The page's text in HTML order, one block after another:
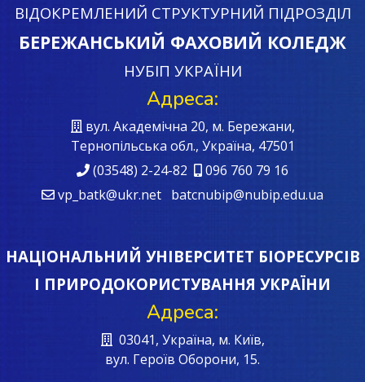
ВІДОКРЕМЛЕНИЙ СТРУКТУРНИЙ ПІДРОЗДІЛ
БЕРЕЖАНСЬКИЙ ФАХОВИЙ КОЛЕДЖ
НУБІП УКРАЇНИ
Адреса:
вул. Академічна 20, м. Бережани,
Тернопільська обл., Україна, 47501
(03548) 2-24-82
096 760 79 16
vp_batk@ukr.net batcnubip@nubip.edu.ua
НАЦІОНАЛЬНИЙ УНІВЕРСИТЕТ БІОРЕСУРСІВ
І ПРИРОДОКОРИСТУВАННЯ УКРАЇНИ
Адреса:
03041, Україна, м. Київ,
вул. Героїв Oборони, 15.